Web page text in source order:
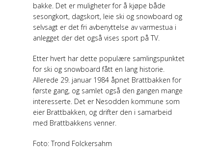
bakke. Det er muligheter for å kjøpe både
sesongkort, dagskort, leie ski og snowboard og
selvsagt er det fri avbenyttelse av varmestua i
anlegget der det også vises sport på TV.
Etter hvert har dette populære samlingspunktet
for ski og snowboard fått en lang historie.
Allerede 29. januar 1984 åpnet Brattbakken for
første gang, og samlet også den gangen mange
interesserte. Det er Nesodden kommune som
eier Brattbakken, og drifter den i samarbeid
med Brattbakkens venner.
Foto: Trond Folckersahm